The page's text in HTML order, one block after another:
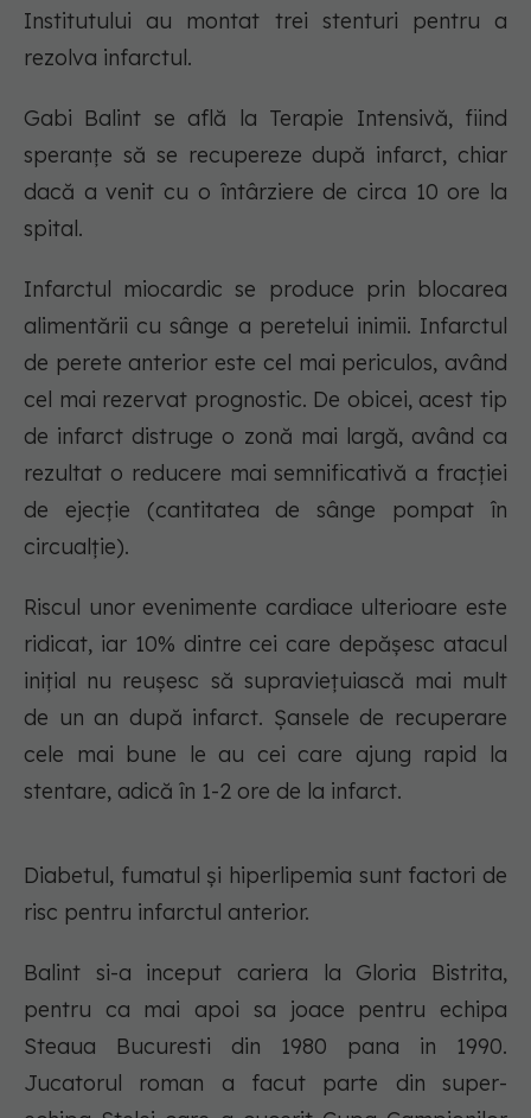
Institutului au montat trei stenturi pentru a
rezolva infarctul.
Gabi Balint se află la Terapie Intensivă, fiind
speranțe să se recupereze după infarct, chiar
dacă a venit cu o întârziere de circa 10 ore la
spital.
Infarctul miocardic se produce prin blocarea
alimentării cu sânge a peretelui inimii. Infarctul
de perete anterior este cel mai periculos, având
cel mai rezervat prognostic. De obicei, acest tip
de infarct distruge o zonă mai largă, având ca
rezultat o reducere mai semnificativă a fracției
de ejecție (cantitatea de sânge pompat în
circualție).
Riscul unor evenimente cardiace ulterioare este
ridicat, iar 10% dintre cei care depășesc atacul
inițial nu reușesc să supraviețuiască mai mult
de un an după infarct. Șansele de recuperare
cele mai bune le au cei care ajung rapid la
stentare, adică în 1-2 ore de la infarct.
Diabetul, fumatul și hiperlipemia sunt factori de
risc pentru infarctul anterior.
Balint si-a inceput cariera la Gloria Bistrita,
pentru ca mai apoi sa joace pentru echipa
Steaua Bucuresti din 1980 pana in 1990.
Jucatorul roman a facut parte din super-